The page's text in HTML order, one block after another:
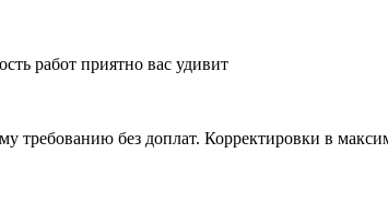
работ приятно вас удивит
требованию без доплат. Корректировки в